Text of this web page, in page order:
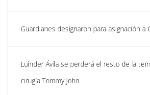
Guardianes designaron para asignación a
Luinder Ávila se perderá el resto de la
cirugía Tommy John